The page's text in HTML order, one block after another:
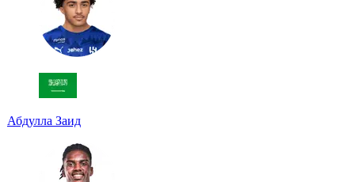
Абдулла Заид